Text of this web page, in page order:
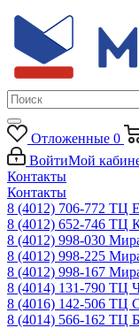
Отложенные 0
ВойтиМой
Контакты
Контакты
8 (4012) 706-772 ТЦ
8 (4012) 652-746 ТЦ
8 (4012) 998-030
8 (4012) 998-225
8 (4012) 998-167
8 (4014) 131-790 ТЦ
8 (4016) 142-506 ТЦ
8 (4014) 566-162 ТЦ